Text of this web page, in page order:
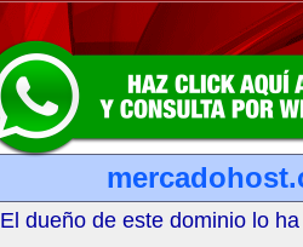
El dueño de este dominio lo